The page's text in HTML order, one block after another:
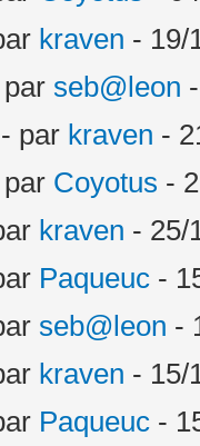
kraven - 19/
seb@leon
- par kraven -
Coyotus -
kraven - 25/
Paqueuc -
seb@leon -
kraven - 15/
Paqueuc -